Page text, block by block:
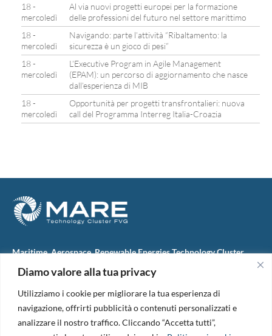
Diamo valore alla tua privacy
Utilizziamo i cookie per migliorare la tua esperienza di
navigazione, offrirti pubblicità o contenuti personalizzati e
analizzare il nostro traffico. Cliccando “Accetta tutti”,
18 -
mercoledì
Al via nuovi progetti europei per la formazione
delle professioni del futuro nel settore marittimo
18 -
mercoledì
Navigando: parte l’attività “Ribaltamento: la
sicurezza è un gioco di pesi”
18 -
mercoledì
L’Executive Program in Agile Management
(EPAM): un percorso di aggiornamento che nasce
dall’esperienza di MIB
18 -
mercoledì
Opportunità per progetti transfrontalieri: nuova
call del Programma Interreg Italia-Croazia
Maritime, Aerospace, Renewable Energies Technology Cluster
M.A.R.E. TC FVG S.c.ar.l.
34074 Monfalcone (Italy)
tel. +39 0481 723440
Codice Fiscale e Partita Iva: 01138620313
PEC:marefvg@legalmail.it